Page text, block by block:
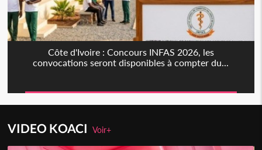
Côte d'Ivoire : Concours INFAS 2026, les
convocations seront disponibles à compter du...
VIDEO KOACIVoir+